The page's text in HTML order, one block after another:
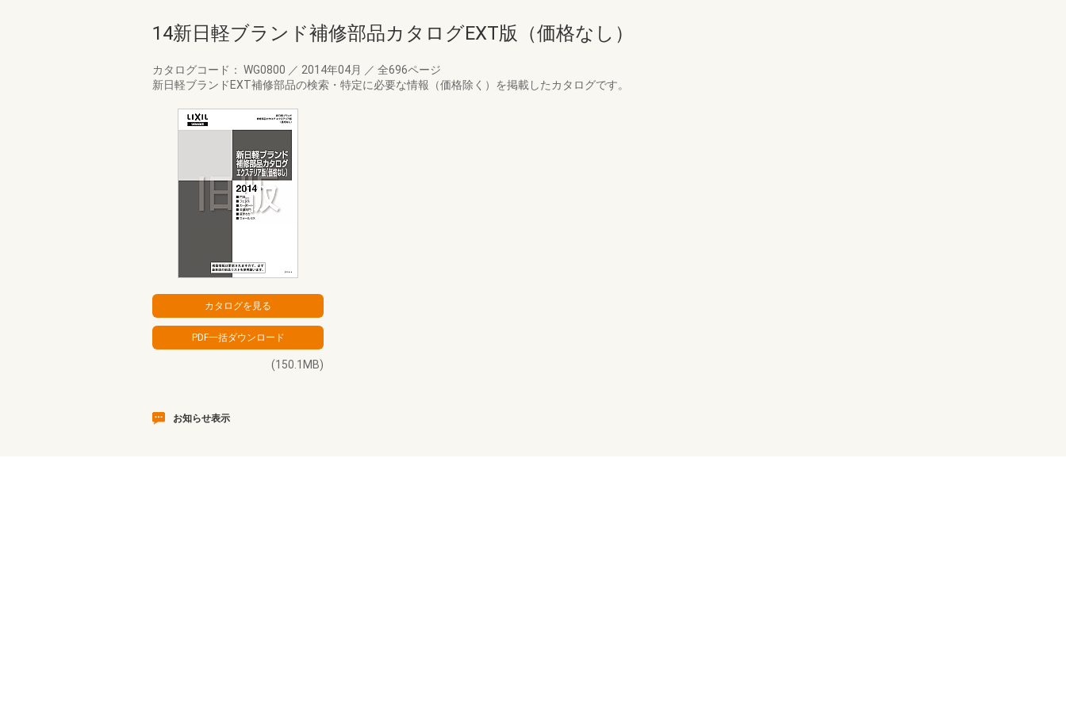
14新日軽ブランド補修部品カタログEXT版（価格なし）
カタログコード： WG0800 ／ 2014年04月 ／ 全696ページ
新日軽ブランドEXT補修部品の検索・特定に必要な情報（価格除く）を掲載したカタログです。
(150.1MB)
お知らせ表示